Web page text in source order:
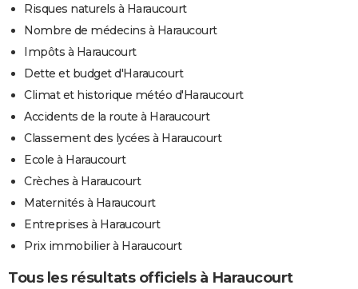
Risques naturels à Haraucourt
Nombre de médecins à Haraucourt
Impôts à Haraucourt
Dette et budget d'Haraucourt
Climat et historique météo d'Haraucourt
Accidents de la route à Haraucourt
Classement des lycées à Haraucourt
Ecole à Haraucourt
Crèches à Haraucourt
Maternités à Haraucourt
Entreprises à Haraucourt
Prix immobilier à Haraucourt
Tous les résultats officiels à Haraucourt